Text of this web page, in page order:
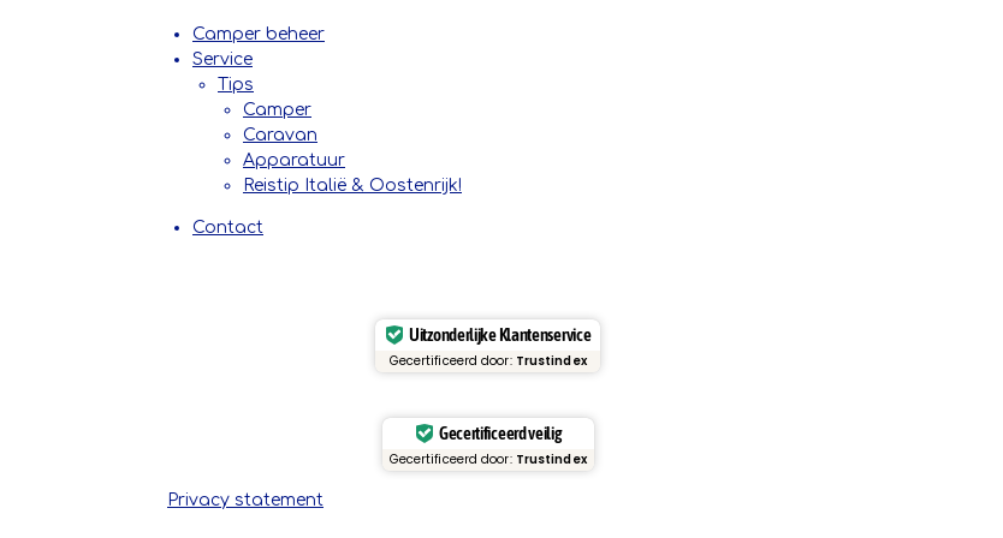
Camper beheer
Service
Tips
Camper
Caravan
Apparatuur
Reistip Italië & Oostenrijk!
Contact
Uitzonderlijke Klantenservice
Gecertificeerd door: Trustindex
Gecertificeerd veilig
Gecertificeerd door: Trustindex
Privacy statement